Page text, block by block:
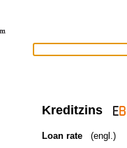
Kreditzins
Loan rate
(engl.)